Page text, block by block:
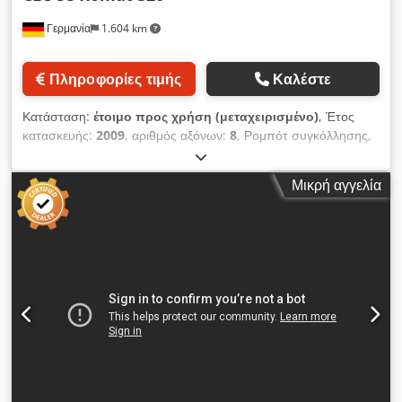
μικρή απαιτούμενη εργασία συναρμολόγησης επιτρέπει την
τα ακόλουθα εξαρτήματα: - Ρομποτικό σύστημα συγκόλλησης
OTC, τύπου FD-B6: ρομπότ με 6 άξονες και αρθρωτό
του συστήματος ελέγχου ρομπότ τύπου FD-11 και της
συσκευής ελέγχου με οθόνη αφής. - Σύστημα συγκόλλησης
MIG/MAG της OTC, τύπου Welbee WB-P400: πηγή
συγκόλλησης inverter με παλμικό ρεύμα 400A και
ενσωματωμένη διεπαφή ρομπότ. - Συσκευή συγκόλλησης
(φλόγιστρο) OTC, τύπου RT3500H: ρομποτικό φλόγιστρο (45°)
τύπου B. - Πάγκος συγκόλλησης Siegmund: 2000x1200 mm
και ύψος τοποθέτησης 950 mm, ικανότητα ανύψωσης 3.200
kg, διάτρηση 28 mm με διάταξη οπών 100x100 mm για την
Γερμανία 1.604 km
Πληροφορίες τιμής Καλέστε
Κατάσταση: έτοιμο προς χρήση (μεταχειρισμένο), Έτος
κατασκευής: 2009, αριθμός αξόνων: 8, Ρομπότ συγκόλλησης,
έτος κατασκευής 2009. Το CLOOS Romat 320 διαθέτει
ενσωματωμένο διπλής άξονα θέσης τεμαχίου με κάθετη
περιστρεφόμενη πλάκα και άξονα ανατροπής σχήματος L.
Περιλαμβάνει πλήρως περιμετρικό θάλαμο ασφαλείας με
οπτικές φωτοκουρτίνες ασφαλείας και διπλό χειριστήριο για τον
προσφέρουμε. Επικοινωνήστε μαζί μας για περισσότερες
πληροφορίες. - Φορτίο εργασίας: 15 kg - Ίδιο βάρος: 205 kg -
Μοντέλο μονάδας ελέγχου: ROTROL® II - Διεπαφή / Σύστημα
Μικρή αγγελία